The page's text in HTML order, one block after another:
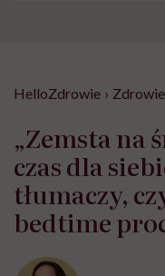
HelloZdrowie › Zdrowie
„Zemsta na
czas dla
tłumaczy,
bedtime